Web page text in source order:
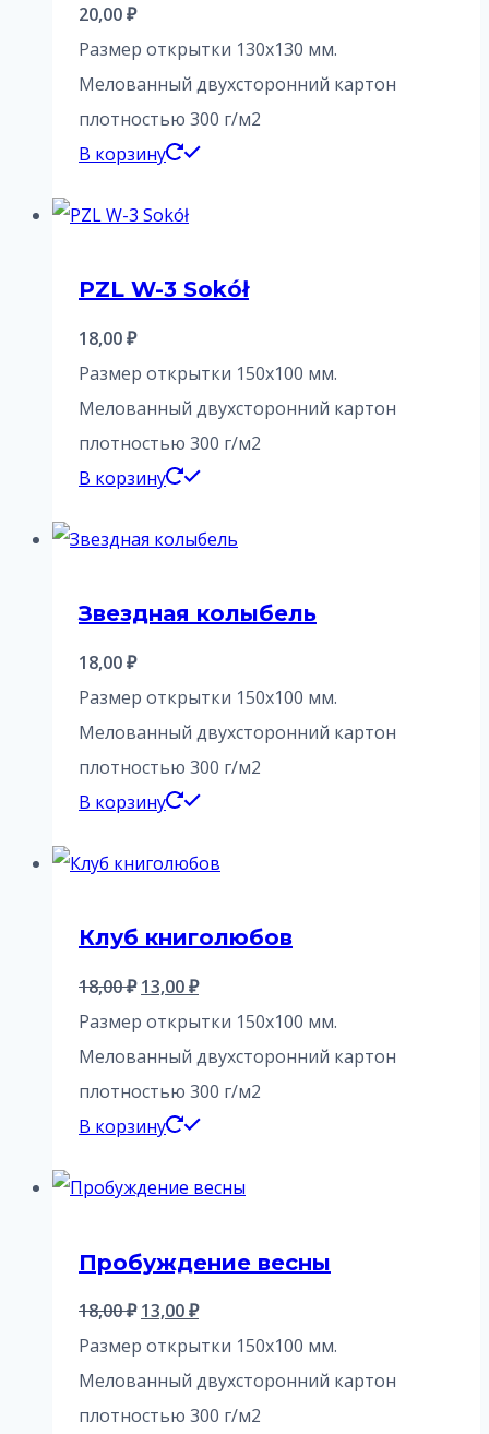
20,00₽
Размер открытки 130х130 мм.
Мелованный двухсторонний картон
плотностью 300 г/м2
В корзину
PZL W-3 Sokół
18,00₽
Размер открытки 150х100 мм.
Мелованный двухсторонний картон
плотностью 300 г/м2
В корзину
Звездная колыбель
18,00₽
Размер открытки 150х100 мм.
Мелованный двухсторонний картон
плотностью 300 г/м2
В корзину
Клуб книголюбов
18,00₽ Первоначальная
цена
составляла
18,00 ₽.
13,00₽Текущая
цена:
13,00 ₽.
Размер открытки 150х100 мм.
Мелованный двухсторонний картон
плотностью 300 г/м2
В корзину
Пробуждение весны
18,00₽ Первоначальная
цена
составляла
18,00 ₽.
13,00₽Текущая
цена:
13,00 ₽.
Размер открытки 150х100 мм.
Мелованный двухсторонний картон
плотностью 300 г/м2